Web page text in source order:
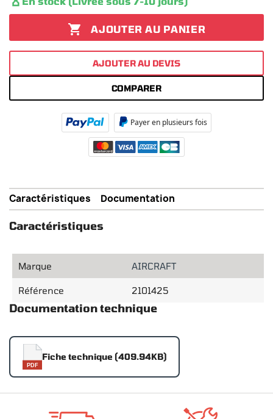
 AJOUTER AU PANIER
AJOUTER AU DEVIS
COMPARER
Payer en plusieurs fois
Caractéristiques Documentation
Caractéristiques
Marque AIRCRAFT
Référence 2101425
Documentation technique
PDF
Fiche technique (409.94KB)